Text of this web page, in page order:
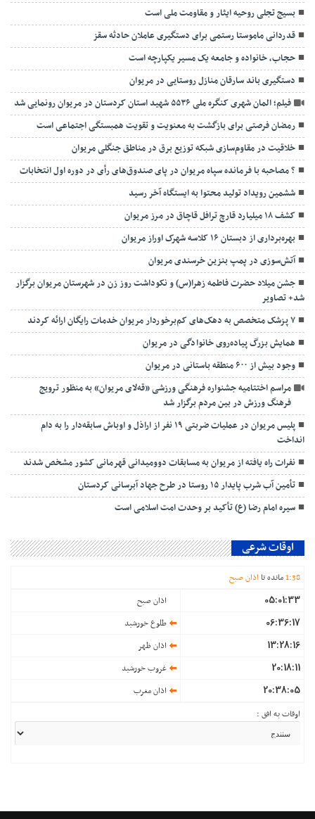
بسیج تجلی روحیه ایثار و مقاومت ملی است
قدردانی ماموستا رستمی‌‌ برای دستگیری ‌عاملان ‌حادثه سقز
حجاب، خانواده و جامعه یک مسیر یکپارچه است
دستگیری باند سارقان منازل روستایی در مریوان
فیلم؛ المان شهری کنگره ملی ۵۵۳۶ شهید استان کردستان در مریوان رونمایی شد
رمضان فرصتی برای بازگشت به معنویت و تقویت همبستگی اجتماعی است
خلاقیت در مقاوم‌سازی شبکه توزیع برق در مناطق جنگلی مریوان
? مصاحبه با فرمانده سپاه مریوان در پای صندوق‌های رأی در دوره اول انتخابات
ششمین رویداد تولید محتوا به ایستگاه آخر رسید
کشف ۱۸ میلیارد قارچ ترافل قاچاق در مرز مریوان
بهره‌برداری از دبستان ۱۶ کلاسه شهرک اوراز مریوان
آتش‌سوزی در پمپ بنزین خرسندی مریوان
جشن میلاد حضرت فاطمه زهرا(س) و نکوداشت روز زن در شهرستان مریوان برگزار
شد+ تصاویر
۷ پزشک متخصص به دهک‌های کم‌برخوردار مریوان خدمات رایگان ارائه کردند
همایش بزرگ پیاده‌روی خانوادگی در مریوان
وجود بیش از ۶۰۰ منطقه باستانی در مریوان
مراسم اختتاميه جشنواره فرهنگی ورزشی «قه‌لای مریوان» به منظور ترویج
فرهنگ ورزش در بین مردم برگزار شد
پلیس مریوان در عملیات ضربتی ۱۹ نفر از اراذل و اوباش سابقه‌دار را به دام
انداخت
نفرات راه یافته از مریوان به مسابقات دوومیدانی قهرمانی کشور مشخص شدند
تأمین آب شرب پایدار ۱۵ روستا در طرح جهاد آبرسانی کردستان
سیره امام رضا (ع) تأکید بر وحدت امت اسلامی است
اوقات شرعی
1:38 مانده تا اذان صبح
05:01:33 اذان صبح
06:36:17 طلوع خورشید
13:28:16 اذان ظهر
20:18:11 غروب خورشید
20:38:05
اذان مغرب
اوقات به افق :